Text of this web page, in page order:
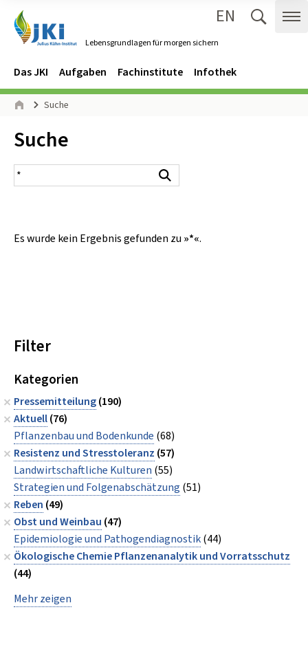
Lebensgrundlagen für morgen sichern
EN
Navigation
Hauptmenü
Das JKI Aufgaben Fachinstitute Infothek
Seitenpfad
Suche
Inhalt:
Suche
Suchergebnis
Es wurde kein Ergebnis gefunden zu »*«.
Filter
Kategorien
Pressemitteilung(190)
Aktuell(76)
Pflanzenbau und Bodenkunde (68)
Resistenz und Stresstoleranz (57)
Landwirtschaftliche Kulturen (55)
Strategien und Folgenabschätzung (51)
Reben (49)
Obst und Weinbau (47)
Epidemiologie und Pathogendiagnostik(44)
Ökologische Chemie Pflanzenanalytik und Vorratsschutz
(44)
Mehr zeigen